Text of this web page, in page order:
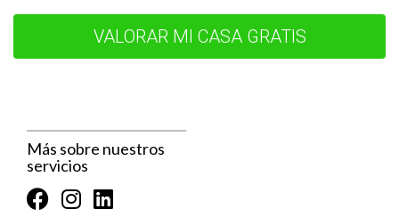
perspectivas valiosas sobre cómo un enfoque estratégico
La familia Pérez decidió vender su casa en el barrio de
Chamartín. Realizaron un exhaustivo análisis de mercado y
consultaron con un agente local. Establecieron un precio
VALORAR MI CASA GRATIS
Más sobre nuestros
servicios